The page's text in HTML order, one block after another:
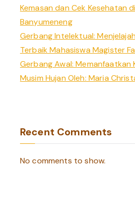
Kemasan dan Cek Kesehatan
Banyumeneng
Gerbang Intelektual:
Terbaik Mahasiswa Magister
Gerbang Awal: Memanfaatkan
Musim Hujan Oleh: Maria
Recent Comments
No comments to show.